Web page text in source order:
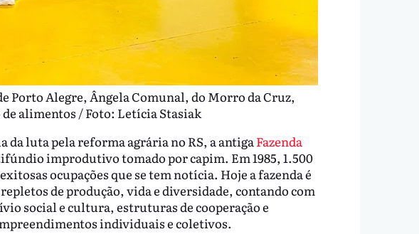
Porto Alegre, Ângela Comunal, do Morro da Cruz,
de alimentos / Foto: Letícia Stasiak
luta pela reforma agrária no RS, a antiga Fazenda
improdutivo tomado por capim. Em 1985, 1.500
ocupações que se tem notícia. Hoje a fazenda é
de produção, vida e diversidade, contando com
social e cultura, estruturas de cooperação e
individuais e coletivos.